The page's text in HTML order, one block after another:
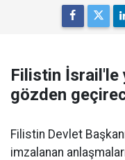
Filistin İsrail'le
gözden
Filistin Devlet
imzalanan